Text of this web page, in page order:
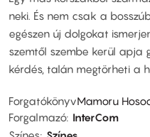
neki. És nem csak a
egészen új dolgokat
szemtől szembe kerül apja
kérdés, talán megtörheti a
ForgatókönyvMamoru
Forgalmazó InterCom